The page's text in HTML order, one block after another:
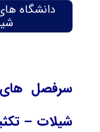
دانشگاه
سرفصل
شیلات –